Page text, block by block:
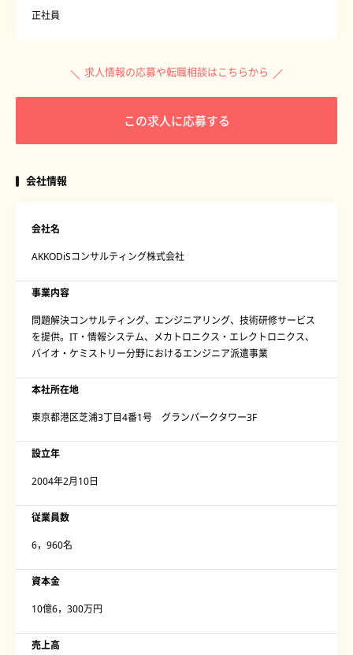
正社員
求人情報の応募や転職相談はこちらから
この求人に応募する
会社情報
会社名
AKKODiSコンサルティング株式会社
事業内容
問題解決コンサルティング、エンジニアリング、技術研修サービス
を提供。IT・情報システム、メカトロニクス・エレクトロニクス、
バイオ・ケミストリー分野におけるエンジニア派遣事業
本社所在地
東京都港区芝浦3丁目4番1号 グランパークタワー3F
設立年
2004年2月10日
従業員数
6，960名
資本金
10億6，300万円
売上高